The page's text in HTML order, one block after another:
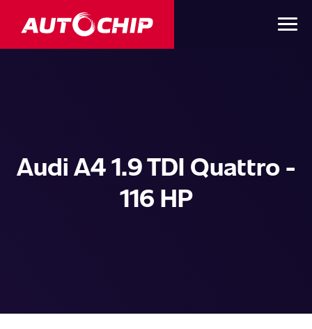
Audi A4 1.9 TDI Quattro -
116 HP